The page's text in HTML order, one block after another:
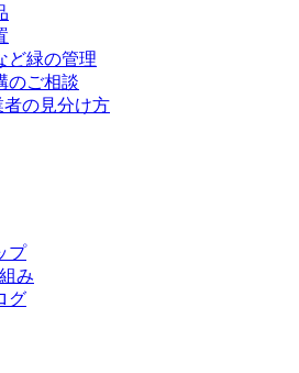
ど緑の管理
のご相談
者の見分け方
プ
み
グ